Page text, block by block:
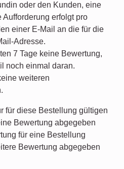
oder den Kunden, eine
erfolgt pro
einer E-Mail an die für die
Adresse.
7 Tage keine Bewertung,
noch einmal daran.
weiteren
für diese Bestellung gültigen
Bewertung abgegeben
für eine Bestellung
Bewertung abgegeben